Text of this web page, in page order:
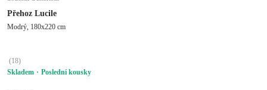
Přehoz Lucile
Modrý, 180x220 cm
(18)
Skladem
Poslední kousky